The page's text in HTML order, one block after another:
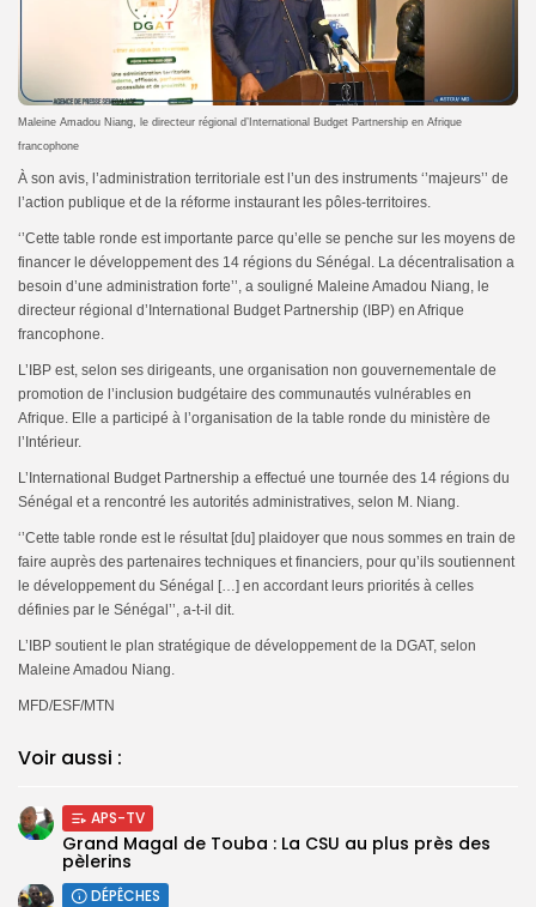
Maleine Amadou Niang, le directeur régional d’International Budget Partnership en Afrique
francophone
À son avis, l’administration territoriale est l’un des instruments ‘’majeurs’’ de
l’action publique et de la réforme instaurant les pôles-territoires.
‘’Cette table ronde est importante parce qu’elle se penche sur les moyens de
financer le développement des 14 régions du Sénégal. La décentralisation a
besoin d’une administration forte’’, a souligné Maleine Amadou Niang, le
directeur régional d’International Budget Partnership (IBP) en Afrique
francophone.
L’IBP est, selon ses dirigeants, une organisation non gouvernementale de
promotion de l’inclusion budgétaire des communautés vulnérables en
Afrique. Elle a participé à l’organisation de la table ronde du ministère de
l’Intérieur.
L’International Budget Partnership a effectué une tournée des 14 régions du
Sénégal et a rencontré les autorités administratives, selon M. Niang.
‘’Cette table ronde est le résultat [du] plaidoyer que nous sommes en train de
faire auprès des partenaires techniques et financiers, pour qu’ils soutiennent
le développement du Sénégal […] en accordant leurs priorités à celles
définies par le Sénégal’’, a-t-il dit.
L’IBP soutient le plan stratégique de développement de la DGAT, selon
Maleine Amadou Niang.
MFD/ESF/MTN
Voir aussi :
APS-TV
Grand Magal de Touba : La CSU au plus près des
pèlerins
DÉPÊCHES